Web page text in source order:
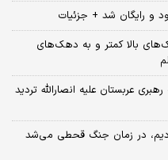
رایگان شد + جزئیات
بالا کمتر و به دهک‌های
عربستان علیه انصارالله تردید
در زمان جنگ قحطی می‌شد